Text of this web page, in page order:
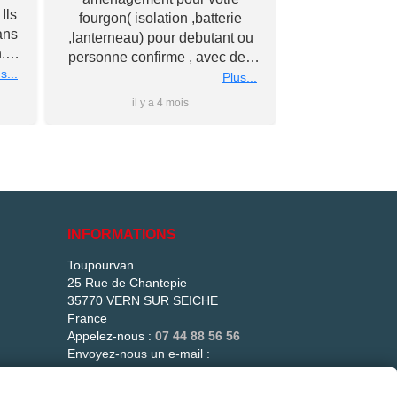
!
fourgon( isolation ,batterie
,lanterneau) pour debutant ou
personne confirme , avec des
conseils personnalise et prix
super competitif A recommander
Plus...
il y a 4 mois
INFORMATIONS
Toupourvan
25 Rue de Chantepie
35770 VERN SUR SEICHE
France
Appelez-nous : 07 44 88 56 56
Envoyez-nous un e-mail :
contact@toupourvan.fr